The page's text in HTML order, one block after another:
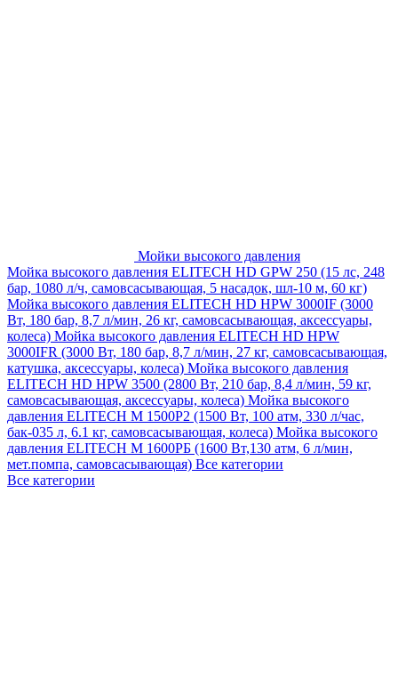
Мойки высокого давления
Мойка высокого давления ELITECH HD GPW 250 (15 лс, 248
бар, 1080 л/ч, самовсасывающая, 5 насадок, шл-10 м, 60 кг)
Мойка высокого давления ELITECH HD HPW 3000IF (3000
Вт, 180 бар, 8,7 л/мин, 26 кг, самовсасывающая, аксессуары,
колеса) Мойка высокого давления ELITECH HD HPW
3000IFR (3000 Вт, 180 бар, 8,7 л/мин, 27 кг, самовсасывающая,
катушка, аксессуары, колеса) Мойка высокого давления
ELITECH HD HPW 3500 (2800 Вт, 210 бар, 8,4 л/мин, 59 кг,
самовсасывающая, аксессуары, колеса) Мойка высокого
давления ELITECH M 1500P2 (1500 Вт, 100 атм, 330 л/час,
бак-035 л, 6.1 кг, самовсасывающая, колеса) Мойка высокого
давления ELITECH М 1600РБ (1600 Вт,130 атм, 6 л/мин,
мет.помпа, самовсасывающая) Все категории
Все категории